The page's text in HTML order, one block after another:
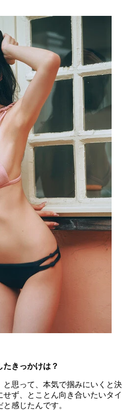
たきっかけは？
と思って、本気で掴みにいくと決
ず、とことん向き合いたいタイ
感じたんです。